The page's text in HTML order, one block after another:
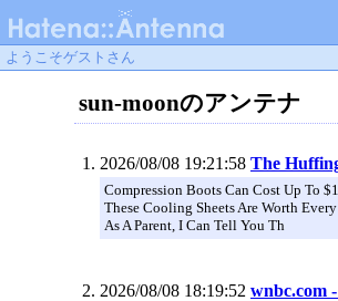
ようこそゲストさん
sun-moonのアンテナ
2026/08/08 19:21:58 The
Compression Boots Can Cost Up To
These Cooling Sheets Are Worth
As A Parent, I Can Tell You Th
2026/08/08 18:19:52 wnbc.com